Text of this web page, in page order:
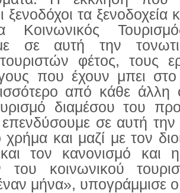
ξενοδόχοι τα
Κοινωνικός
σε αυτή την
φέτος, τους
που έχουν μπει
από κάθε άλλη
διαμέσου του
σε αυτή την
χρήμα και μαζί με τον
και τον κανονισμό
του κοινωνικού
έναν μήνα», υπογράμμισε